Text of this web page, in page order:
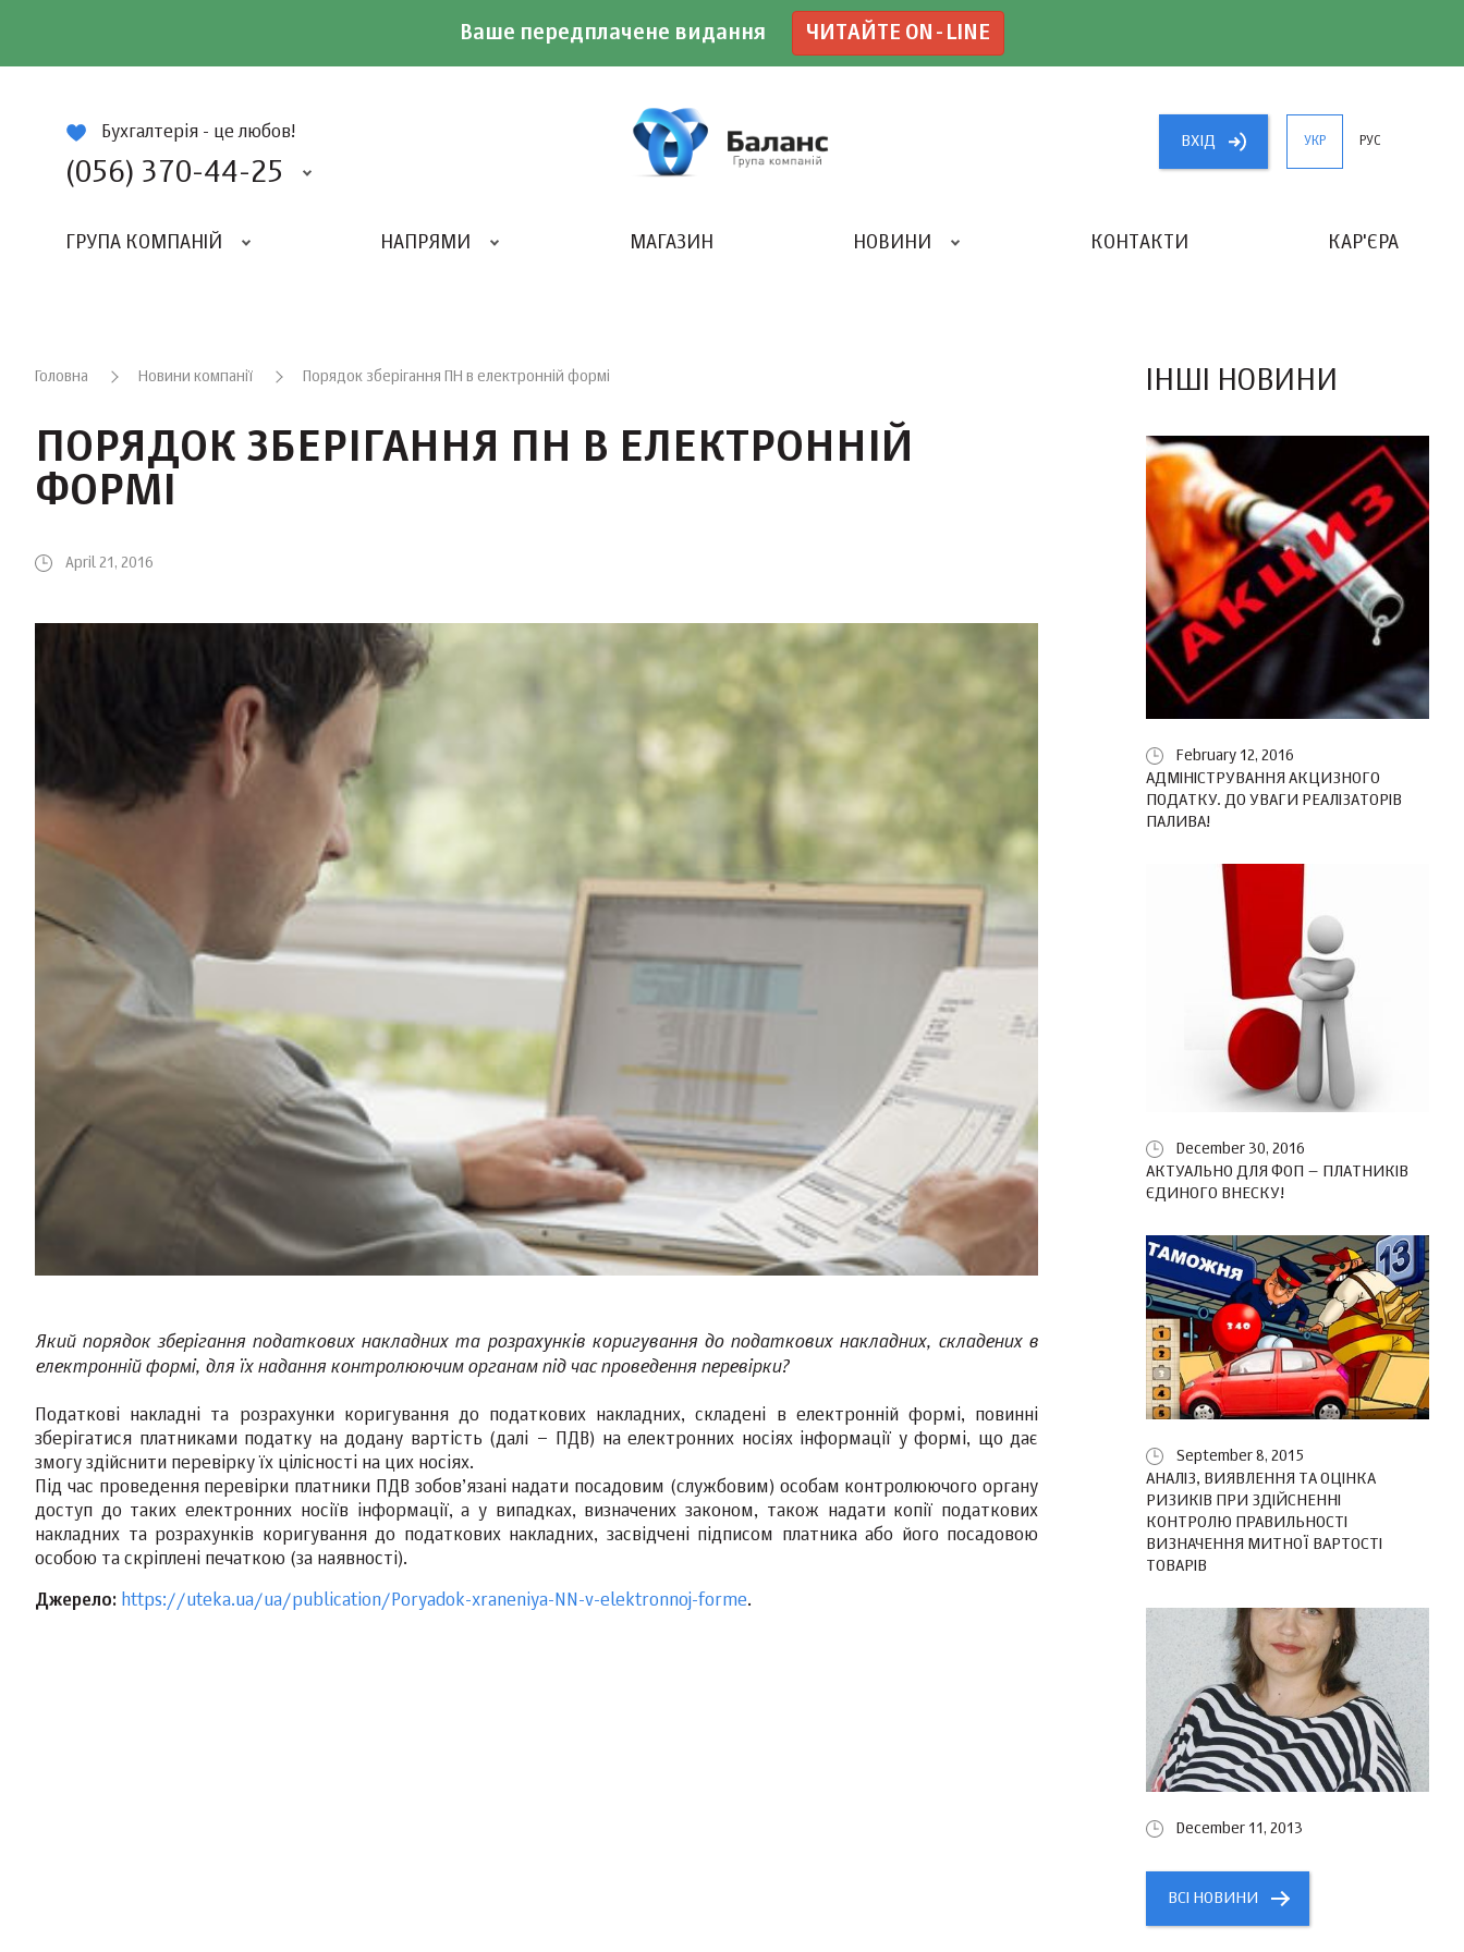
Ваше передплачене видання ЧИТАЙТЕ ON-LINE
Бухгалтерія - це любов!
(056) 370-44-25
ВХIД УКР РУС
ГРУПА КОМПАНІЙ НАПРЯМИ МАГАЗИН НОВИНИ КОНТАКТИ КАР'ЄРА
Головна Новини компанії Порядок зберігання ПН в електронній формі
ПОРЯДОК ЗБЕРІГАННЯ ПН В ЕЛЕКТРОННІЙ
ФОРМІ
April 21, 2016
Який порядок зберігання податкових накладних та розрахунків коригування до податкових накладних, складених в
електронній формі, для їх надання контролюючим органам під час проведення перевірки?
Податкові накладні та розрахунки коригування до податкових накладних, складені в електронній формі, повинні
зберігатися платниками податку на додану вартість (далі – ПДВ) на електронних носіях інформації у формі, що дає
змогу здійснити перевірку їх цілісності на цих носіях.
Під час проведення перевірки платники ПДВ зобов’язані надати посадовим (службовим) особам контролюючого органу
доступ до таких електронних носіїв інформації, а у випадках, визначених законом, також надати копії податкових
накладних та розрахунків коригування до податкових накладних, засвідчені підписом платника або його посадовою
особою та скріплені печаткою (за наявності).
Джерело: https://uteka.ua/ua/publication/Poryadok-xraneniya-NN-v-elektronnoj-forme.
ІНШІ НОВИНИ
February 12, 2016
АДМІНІСТРУВАННЯ АКЦИЗНОГО
ПОДАТКУ. ДО УВАГИ РЕАЛІЗАТОРІВ
ПАЛИВА!
December 30, 2016
АКТУАЛЬНО ДЛЯ ФОП – ПЛАТНИКІВ
ЄДИНОГО ВНЕСКУ!
September 8, 2015
АНАЛІЗ, ВИЯВЛЕННЯ ТА ОЦІНКА
РИЗИКІВ ПРИ ЗДІЙСНЕННІ
КОНТРОЛЮ ПРАВИЛЬНОСТІ
ВИЗНАЧЕННЯ МИТНОЇ ВАРТОСТІ
ТОВАРІВ
December 11, 2013
ВСІ НОВИНИ